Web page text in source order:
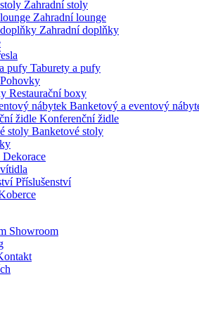
Zahradní stoly
Zahradní lounge
Zahradní doplňky
Taburety a pufy
Pohovky
Restaurační boxy
Banketový a eventový
Konferenční židle
Banketové stoly
Dekorace
Příslušenství
Showroom